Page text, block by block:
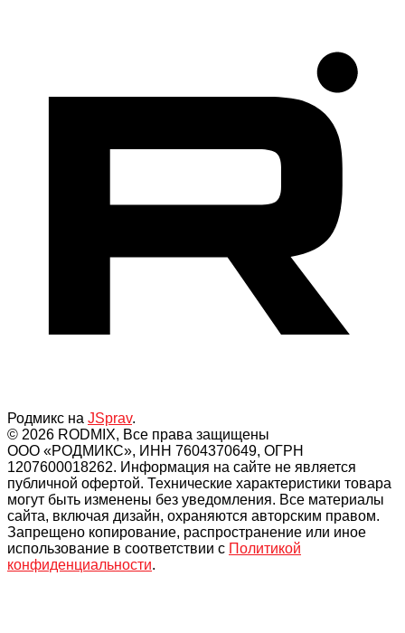
Родмикс на JSprav.
© 2026 RODMIX, Все права защищены
ООО «РОДМИКС», ИНН 7604370649, ОГРН
1207600018262. Информация на сайте не является
публичной офертой. Технические характеристики товара
могут быть изменены без уведомления. Все материалы
сайта, включая дизайн, охраняются авторским правом.
Запрещено копирование, распространение или иное
использование в соответствии с Политикой
конфиденциальности.